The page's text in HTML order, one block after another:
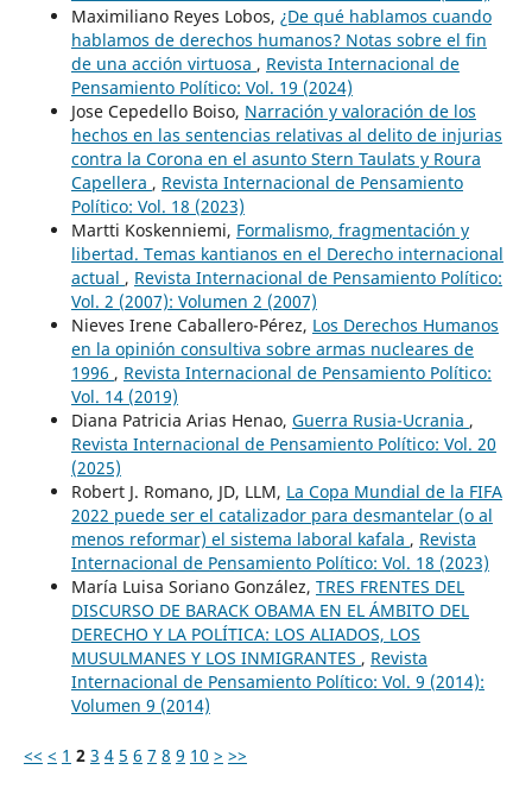
Maximiliano Reyes Lobos, ¿De qué hablamos cuando
hablamos de derechos humanos? Notas sobre el fin
de una acción virtuosa , Revista Internacional de
Pensamiento Político: Vol. 19 (2024)
Jose Cepedello Boiso, Narración y valoración de los
hechos en las sentencias relativas al delito de injurias
contra la Corona en el asunto Stern Taulats y Roura
Capellera , Revista Internacional de Pensamiento
Político: Vol. 18 (2023)
Martti Koskenniemi, Formalismo, fragmentación y
libertad. Temas kantianos en el Derecho internacional
actual , Revista Internacional de Pensamiento Político:
Vol. 2 (2007): Volumen 2 (2007)
Nieves Irene Caballero-Pérez, Los Derechos Humanos
en la opinión consultiva sobre armas nucleares de
1996 , Revista Internacional de Pensamiento Político:
Vol. 14 (2019)
Diana Patricia Arias Henao, Guerra Rusia-Ucrania ,
Revista Internacional de Pensamiento Político: Vol. 20
(2025)
Robert J. Romano, JD, LLM, La Copa Mundial de la FIFA
2022 puede ser el catalizador para desmantelar (o al
menos reformar) el sistema laboral kafala , Revista
Internacional de Pensamiento Político: Vol. 18 (2023)
María Luisa Soriano González, TRES FRENTES DEL
DISCURSO DE BARACK OBAMA EN EL ÁMBITO DEL
DERECHO Y LA POLÍTICA: LOS ALIADOS, LOS
MUSULMANES Y LOS INMIGRANTES , Revista
Internacional de Pensamiento Político: Vol. 9 (2014):
Volumen 9 (2014)
<< < 1 2 3 4 5 6 7 8 9 10 > >>